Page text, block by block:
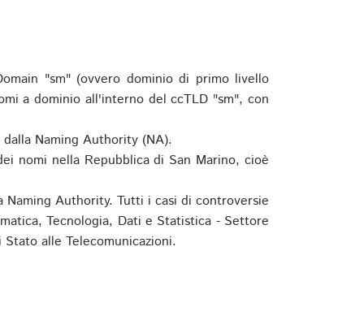
"sm" (ovvero dominio di primo livello
a dominio all'interno del ccTLD "sm", con
Naming Authority (NA).
nomi nella Repubblica di San Marino, cioè
Authority. Tutti i casi di controversie
Tecnologia, Dati e Statistica - Settore
alle Telecomunicazioni.